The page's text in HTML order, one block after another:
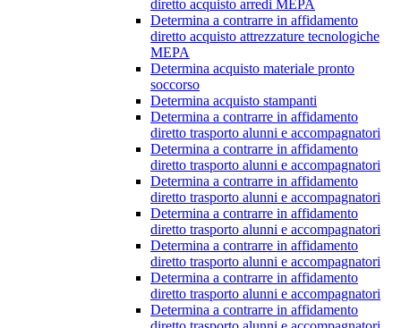
diretto acquisto arredi MEPA
Determina a contrarre in affidamento
diretto acquisto attrezzature tecnologiche
MEPA
Determina acquisto materiale pronto
soccorso
Determina acquisto stampanti
Determina a contrarre in affidamento
diretto trasporto alunni e accompagnatori
Determina a contrarre in affidamento
diretto trasporto alunni e accompagnatori
Determina a contrarre in affidamento
diretto trasporto alunni e accompagnatori
Determina a contrarre in affidamento
diretto trasporto alunni e accompagnatori
Determina a contrarre in affidamento
diretto trasporto alunni e accompagnatori
Determina a contrarre in affidamento
diretto trasporto alunni e accompagnatori
Determina a contrarre in affidamento